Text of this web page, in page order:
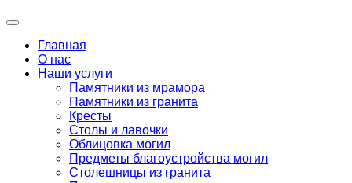
Главная
О нас
Наши услуги
Памятники из мрамора
Памятники из гранита
Кресты
Столы и лавочки
Облицовка могил
Предметы благоустройства могил
Столешницы из гранита